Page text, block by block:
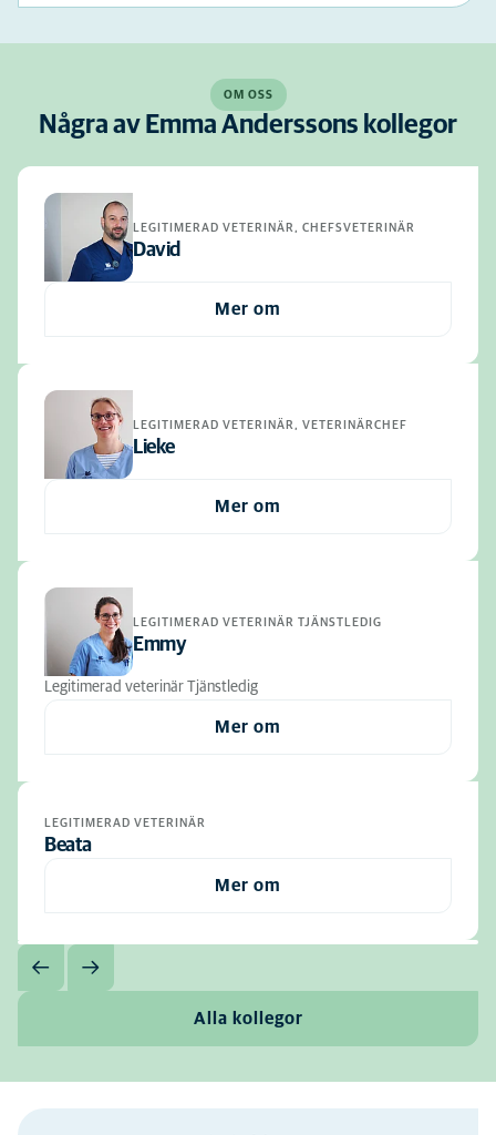
OM OSS
Några av Emma Anderssons kollegor
LEGITIMERAD VETERINÄR, CHEFSVETERINÄR
David
Mer om
LEGITIMERAD VETERINÄR, VETERINÄRCHEF
Lieke
Mer om
LEGITIMERAD VETERINÄR TJÄNSTLEDIG
Emmy
Legitimerad veterinär Tjänstledig
Mer om
LEGITIMERAD VETERINÄR
Beata
Mer om
Alla kollegor